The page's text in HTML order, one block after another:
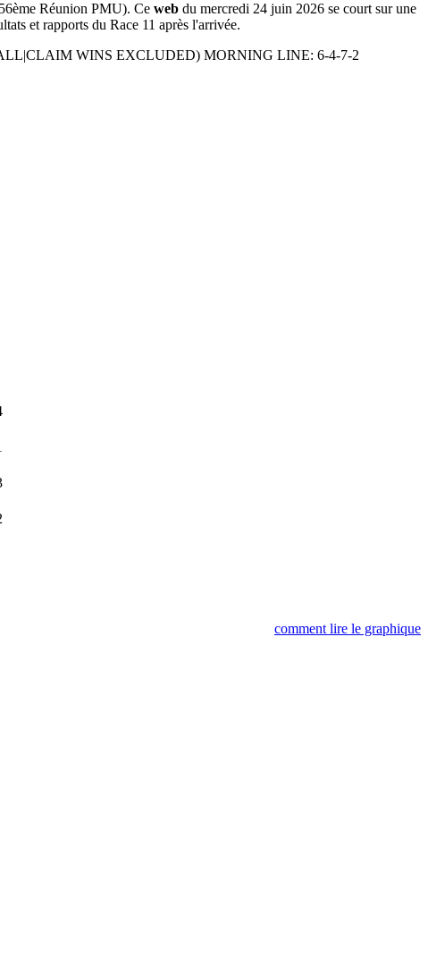
Réunion PMU). Ce web du mercredi 24 juin 2026 se court sur une
et rapports du Race 11 après l'arrivée.
ALL|CLAIM WINS EXCLUDED) MORNING LINE: 6-4-7-2
comment lire le graphique